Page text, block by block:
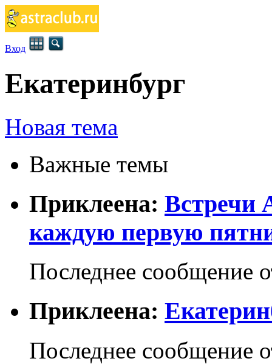
Вход
Екатеринбург
Новая тема
Важные темы
Приклеена: Встречи
каждую первую
Последнее сообщение
Приклеена:
Последнее сообщение